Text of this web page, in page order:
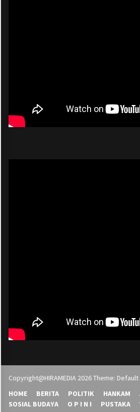
Copyright@HIRAMEDIA 2026 Theme:
HOME
BERITA POLITIK HANKAM
SOSIAL BUDAYA
O P I N I PUSTAKA